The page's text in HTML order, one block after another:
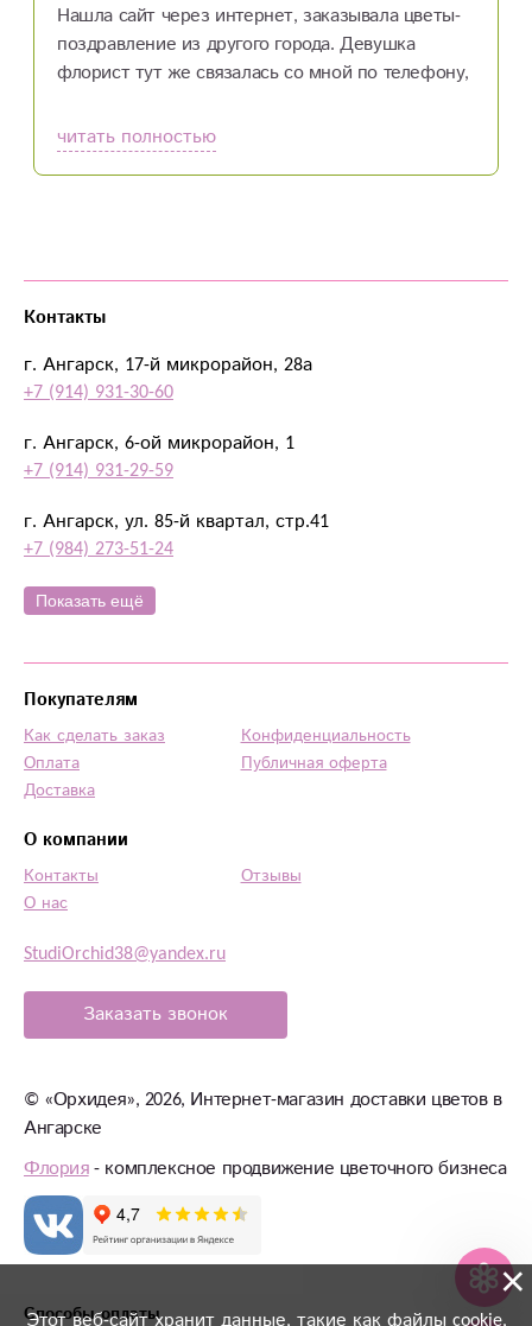
Нашла сайт через интернет, заказывала цветы-
поздравление из другого города. Девушка
флорист тут же связалась со мной по телефону,
немаловажно) Фото цветов отправили в ватсапе,
устроил вариант, заказала, доставили во время.
читать полностью
×
Контакты
г. Ангарск, 17-й микрорайон, 28а
+7 (914) 931-30-60
г. Ангарск, 6-ой микрорайон, 1
+7 (914) 931-29-59
г. Ангарск, ул. 85-й квартал, стр.41
+7 (984) 273-51-24
Показать ещё
StudiOrchid38@yandex.ru
Заказать звонок
Покупателям
Как сделать заказ
Оплата
Доставка
Конфиденциальность
Публичная оферта
О компании
Контакты
О нас
Отзывы
© «Орхидея», 2026, Интернет-магазин доставки цветов в
Ангарске
Флория- комплексное продвижение цветочного бизнеса
Способы оплаты